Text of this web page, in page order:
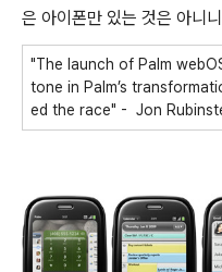
은 아이폰만 있는 것은 아니
"The launch of Palm
tone in Palm’s
ed the race" - Jon